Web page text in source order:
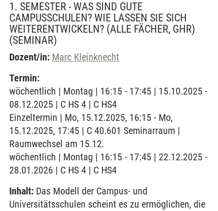
1. SEMESTER - WAS SIND GUTE
CAMPUSSCHULEN? WIE LASSEN SIE SICH
WEITERENTWICKELN? (ALLE FÄCHER, GHR)
(SEMINAR)
Dozent/in: Marc Kleinknecht
Termin:
wöchentlich | Montag | 16:15 - 17:45 | 15.10.2025 -
08.12.2025 | C HS 4 | C HS4
Einzeltermin | Mo, 15.12.2025, 16:15 - Mo,
15.12.2025, 17:45 | C 40.601 Seminarraum |
Raumwechsel am 15.12.
wöchentlich | Montag | 16:15 - 17:45 | 22.12.2025 -
28.01.2026 | C HS 4 | C HS4
Inhalt: Das Modell der Campus- und
Universitätsschulen scheint es zu ermöglichen, die